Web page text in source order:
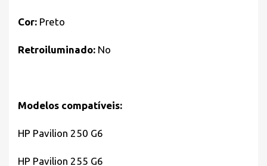
Cor: Preto
Retroiluminado: No
Modelos compatíveis:
HP Pavilion 250 G6
HP Pavilion 255 G6